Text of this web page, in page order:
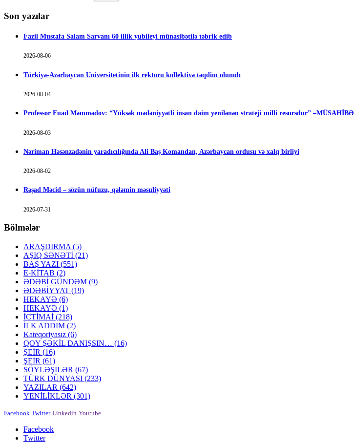
Son yazılar
Fazil Mustafa Salam Sarvanı 60 illik yubileyi münasibətilə təbrik edib
2026-08-06
Türkiyə-Azərbaycan Universitetinin ilk rektoru kollektivə təqdim olunub
2026-08-04
Professor Fuad Məmmədov: “Yüksək mədəniyyətli insan daim yenilənən strateji milli resursdur” –MÜSAHİBƏ
2026-08-03
Nəriman Həsənzadənin yaradıcılığında Ali Baş Komandan, Azərbaycan ordusu və xalq birliyi
2026-08-02
Rəşad Məcid – sözün nüfuzu, qələmin məsuliyyəti
2026-07-31
Bölmələr
ARAŞDIRMA (5)
AŞIQ SƏNƏTİ (21)
BAŞ YAZI (551)
E-KİTAB (2)
ƏDƏBİ GÜNDƏM (9)
ƏDƏBİYYAT (19)
HEKAYƏ (6)
HEKAYƏ (1)
İCTİMAİ (218)
İLK ADDIM (2)
Kateqoriyasız (6)
QOY ŞƏKİL DANIŞSIN… (16)
ŞEİR (16)
ŞEİR (61)
SÖYLƏŞİLƏR (67)
TÜRK DÜNYASI (233)
YAZILAR (642)
YENİLİKLƏR (301)
Facebook Twitter Linkedin Youtube
Facebook
Twitter